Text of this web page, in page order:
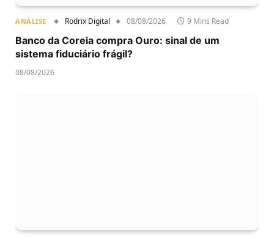
ANÁLISE Rodrix Digital 08/08/2026 9 Mins Read
Banco da Coreia compra Ouro: sinal de um
sistema fiduciário frágil?
08/08/2026